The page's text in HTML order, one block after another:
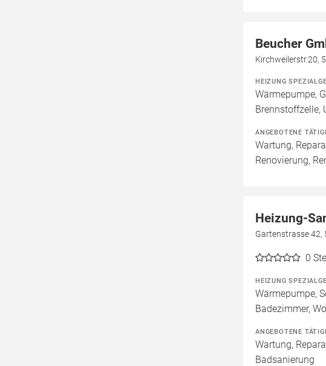
Beucher
Kirchweilerstr.20,
HEIZUNG
Wärmepumpe,
Brennstoffzelle,
ANGEBOTENE
Wartung,
Renovierung,
Heizung-
Gartenstrasse 42,
0
HEIZUNG
Wärmepumpe,
Badezimmer,
ANGEBOTENE
Wartung,
Badsanierung